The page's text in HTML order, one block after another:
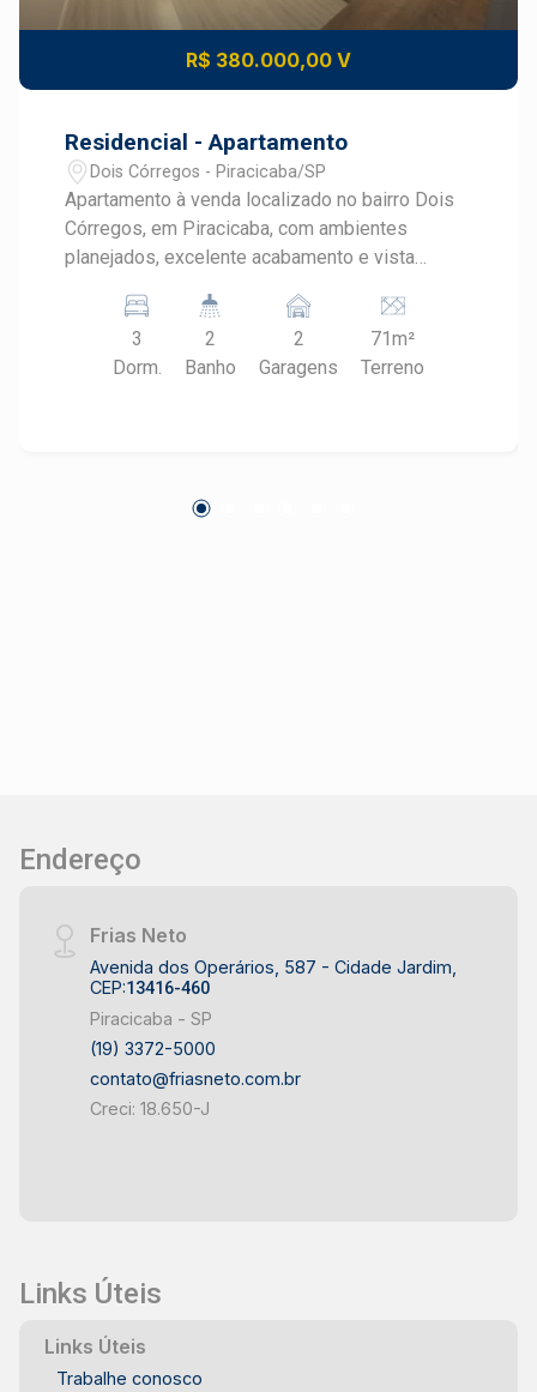
R$ 380.000,00 V
Residencial - Apartamento
Dois Córregos - Piracicaba/SP
Apartamento à venda localizado no bairro Dois
Córregos, em Piracicaba, com ambientes
planejados, excelente acabamento e vista
conforto, funcionalidade e praticidade, sendo
uma ótima oportunidade para quem busca
qualidade de vida em uma região valorizada do
em andar alto - Cozinha americana planejada -
da região - Bairro Dois Córregos com ampla
supermercados, escolas, farmácias e
conveniências - Região valorizada, com
excelente mobilidade para diferentes pontos de
imóvel pronto para morar - Pessoas que
valorizam ambientes planejados - Quem procura
um apartamento em condomínio com lazer e
no bairro Dois Córregos, oferecendo uma ótima
Piracicaba. Frias Neto Consultoria de Imóveis,
mais de 37 anos no mercado imobiliário de
3
Dorm.
2
Banho
2
Garagens
71m²
Terreno
Endereço
Frias Neto
Avenida dos Operários, 587 - Cidade Jardim,
CEP:13416-460
Piracicaba - SP
(19) 3372-5000
contato@friasneto.com.br
Creci: 18.650-J
Links Úteis
Links Úteis
Trabalhe conosco